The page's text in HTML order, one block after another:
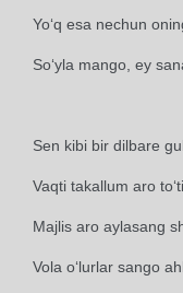
Yo‘q esa nechun
So‘yla mango, ey
Sen kibi bir dilbare
Vaqti takallum aro
Majlis aro aylasang
Vola o‘lurlar sango